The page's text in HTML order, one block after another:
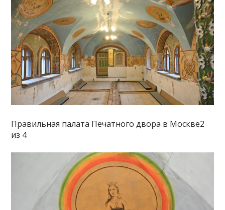
Правильная палата Печатного двора в Москве2
из 4